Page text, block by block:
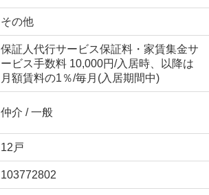
その他
保証人代行サービス保証料・家賃集金サ
ービス手数料 10,000円/入居時、以降は
月額賃料の1％/毎月(入居期間中)
仲介 / 一般
12戸
103772802